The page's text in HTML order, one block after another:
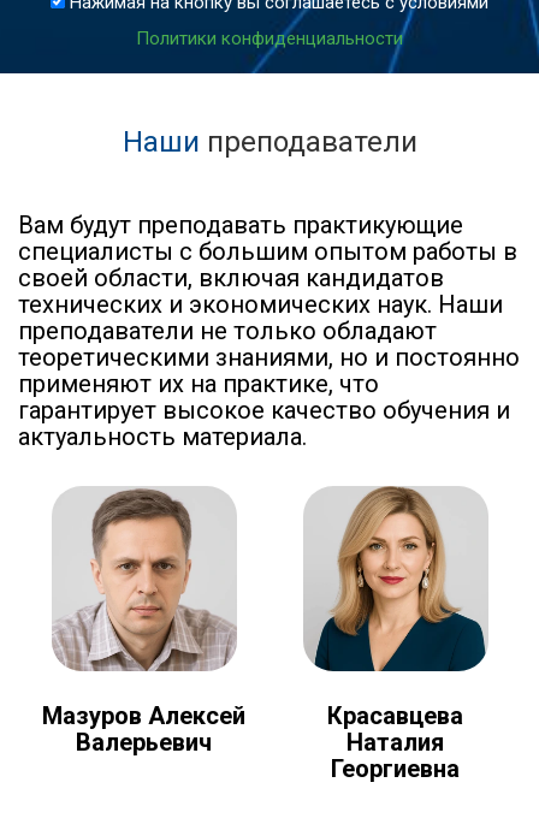
Политики конфиденциальности
Наши преподаватели
Вам будут преподавать практикующие
специалисты с большим опытом работы в
своей области, включая кандидатов
технических и экономических наук. Наши
преподаватели не только обладают
теоретическими знаниями, но и постоянно
применяют их на практике, что
гарантирует высокое качество обучения и
актуальность материала.
Мазуров Алексей
Валерьевич
Красавцева
Наталия
Георгиевна